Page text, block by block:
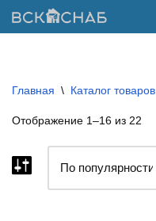
Главная \ Каталог товаров
Отображение 1–16 из 22